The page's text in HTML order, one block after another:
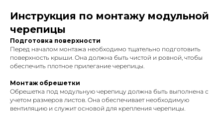
Инструкция по монтажу модульной
черепицы
Подготовка поверхности
Перед началом монтажа необходимо тщательно подготовить
поверхность крыши. Она должна быть чистой и ровной, чтобы
обеспечить плотное прилегание черепицы.
Монтаж обрешетки
Обрешетка под модульную черепицу должна быть выполнена с
учетом размеров листов. Она обеспечивает необходимую
вентиляцию и служит основой для крепления черепицы.